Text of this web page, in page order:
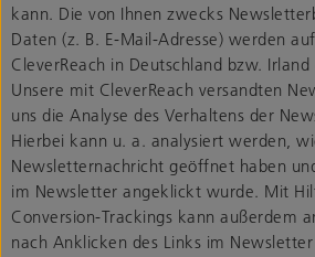
kann. Die von Ihnen zwecks
Daten (z. B. E-Mail-Adresse) werden
CleverReach in Deutschland bzw.
Unsere mit CleverReach versandten
uns die Analyse des Verhaltens der
Hierbei kann u. a. analysiert werden,
Newsletternachricht geöffnet haben
im Newsletter angeklickt wurde. Mit
Conversion-Trackings kann außerdem
nach Anklicken des Links im